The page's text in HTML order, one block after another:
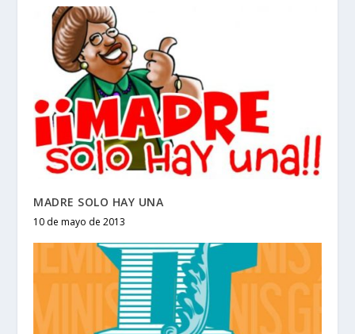
MADRE SOLO HAY UNA
10 de mayo de 2013